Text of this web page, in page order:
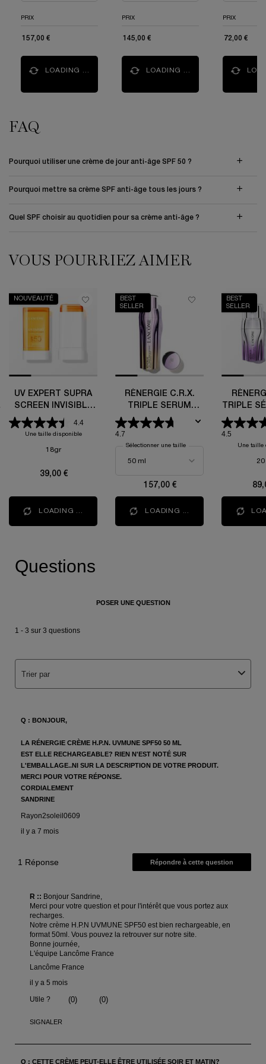
PRIX
157,00 €
PRIX
145,00 €
PRIX
72,00 €
LOADING ... LOADING ...
FAQ
Pourquoi utiliser une crème de jour anti-âge SPF 50 ?
Pourquoi mettre sa crème SPF anti-âge tous les jours ?
Quel SPF choisir au quotidien pour sa crème anti-âge ?
VOUS POURRIEZ AIMER
VOUS POURRIEZ AIMER
NOUVEAUTÉ
UV EXPERT SUPRA
SCREEN INVISIBLE
SUN STICK SPF 50
4.4
Une taille disponible
18gr
39,00 €
LOADING ...
BEST
SELLER
RÉNERGIE C.R.X.
TRIPLE SERUM
RETINOL
4.7
Sélectionner une taille
157,00 €
LOADING ...
BEST
SELLER
TRIPLE
4.5
Une taille